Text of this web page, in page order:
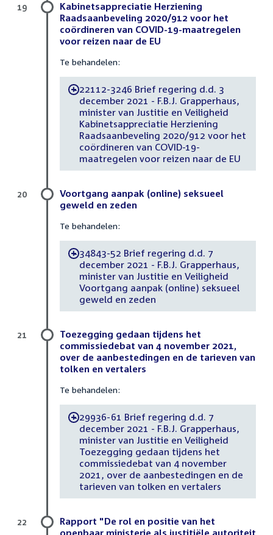
Kabinetsappreciatie Herziening
Raadsaanbeveling 2020/912 voor het
coördineren van COVID-19-maatregelen
voor reizen naar de EU
Te behandelen:
-22112-3246 Brief regering d.d. 3
december 2021 - F.B.J. Grapperhaus,
minister van Justitie en Veiligheid
Kabinetsappreciatie Herziening
Raadsaanbeveling 2020/912 voor het
coördineren van COVID-19-
maatregelen voor reizen naar de EU
19
Voortgang aanpak (online) seksueel
geweld en zeden
Te behandelen:
-34843-52 Brief regering d.d. 7
december 2021 - F.B.J. Grapperhaus,
minister van Justitie en Veiligheid
Voortgang aanpak (online) seksueel
geweld en zeden
20
Toezegging gedaan tijdens het
commissiedebat van 4 november 2021,
over de aanbestedingen en de tarieven van
tolken en vertalers
Te behandelen:
-29936-61 Brief regering d.d. 7
december 2021 - F.B.J. Grapperhaus,
minister van Justitie en Veiligheid
Toezegging gedaan tijdens het
commissiedebat van 4 november
2021, over de aanbestedingen en de
tarieven van tolken en vertalers
21
Rapport "De rol en positie van het
openbaar ministerie als justitiële autoriteit
22